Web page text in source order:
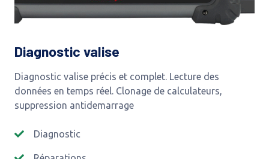
Diagnostic valise
Diagnostic valise précis et complet. Lecture des
données en temps réel. Clonage de calculateurs,
suppression antidemarrage
Diagnostic